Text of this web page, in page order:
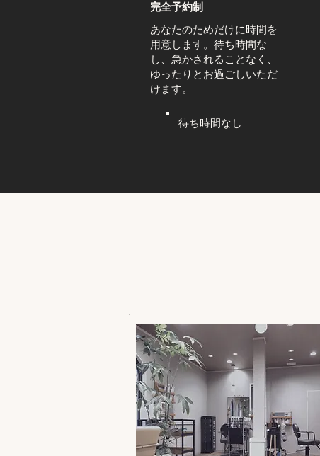
完全予約制
あなたのためだけに時間を
用意します。待ち時間な
し、急かされることなく、
ゆったりとお過ごしいただ
けます。
待ち時間なし